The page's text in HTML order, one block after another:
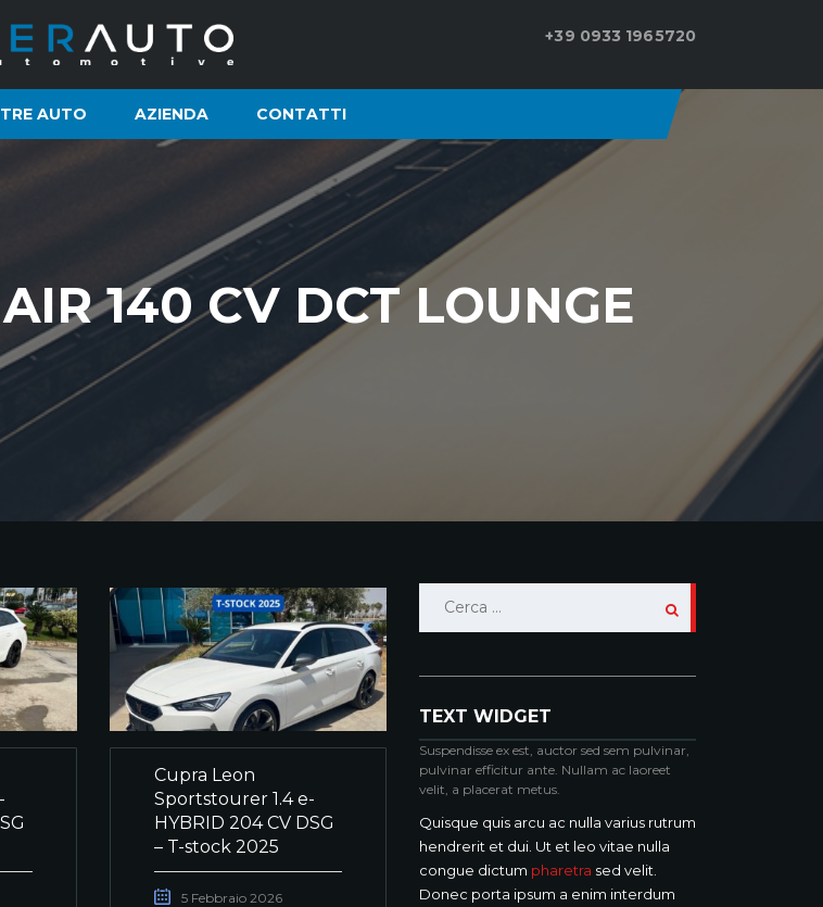
+39 0933 1965720
AUTO AZIENDA CONTATTI
140 CV DCT LOUNGE
Cupra Leon
Sportstourer 1.4 e-
HYBRID 204 CV DSG
– T-stock 2025
5 Febbraio 2026
per:
TEXT WIDGET
Suspendisse ex est, auctor sed sem pulvinar,
pulvinar efficitur ante. Nullam ac laoreet
velit, a placerat metus.
Quisque quis arcu ac nulla varius rutrum
hendrerit et dui. Ut et leo vitae nulla
congue dictum pharetra sed velit.
Donec porta ipsum a enim interdum